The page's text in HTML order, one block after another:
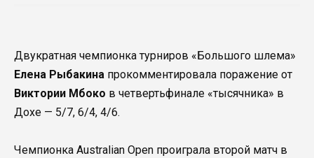
Двукратная чемпионка турниров «Большого шлема»
Елена Рыбакина прокомментировала поражение от
Виктории Мбоко в четвертьфинале «тысячника» в
Дохе — 5/7, 6/4, 4/6.
Чемпионка Australian Open проиграла второй матч в